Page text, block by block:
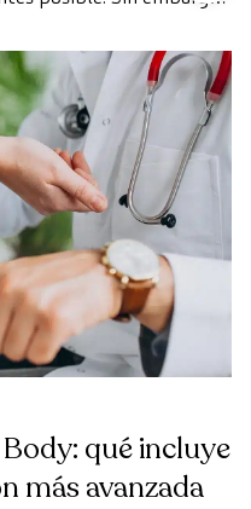
qué incluye
más avanzada